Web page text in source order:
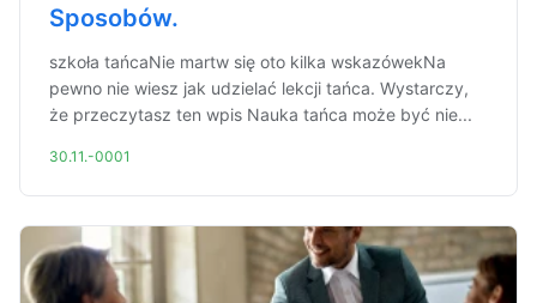
Sposobów.
szkoła tańcaNie martw się oto kilka wskazówekNa
pewno nie wiesz jak udzielać lekcji tańca. Wystarczy,
że przeczytasz ten wpis Nauka tańca może być nie...
30.11.-0001